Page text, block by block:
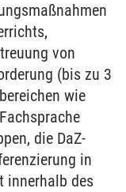
von
(bis zu 3
wie
die DaZ-
in
innerhalb des